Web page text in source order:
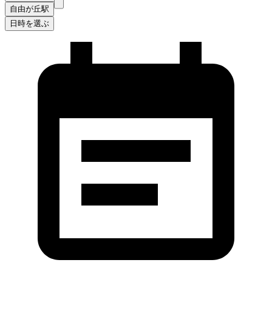
自由が丘駅
日時を選ぶ